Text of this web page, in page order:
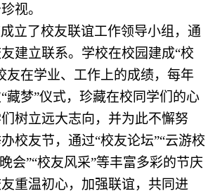
视。
立了校友联谊工作领导小组，通
建立联系。学校在校园建成“校
友在学业、工作上的成绩，每年
藏梦”仪式，珍藏在校同学们的心
树立远大志向，并为此不懈努
校友节，通过“校友论坛”“云游校
会”“校友风采”等丰富多彩的节庆
重温初心，加强联谊，共同进